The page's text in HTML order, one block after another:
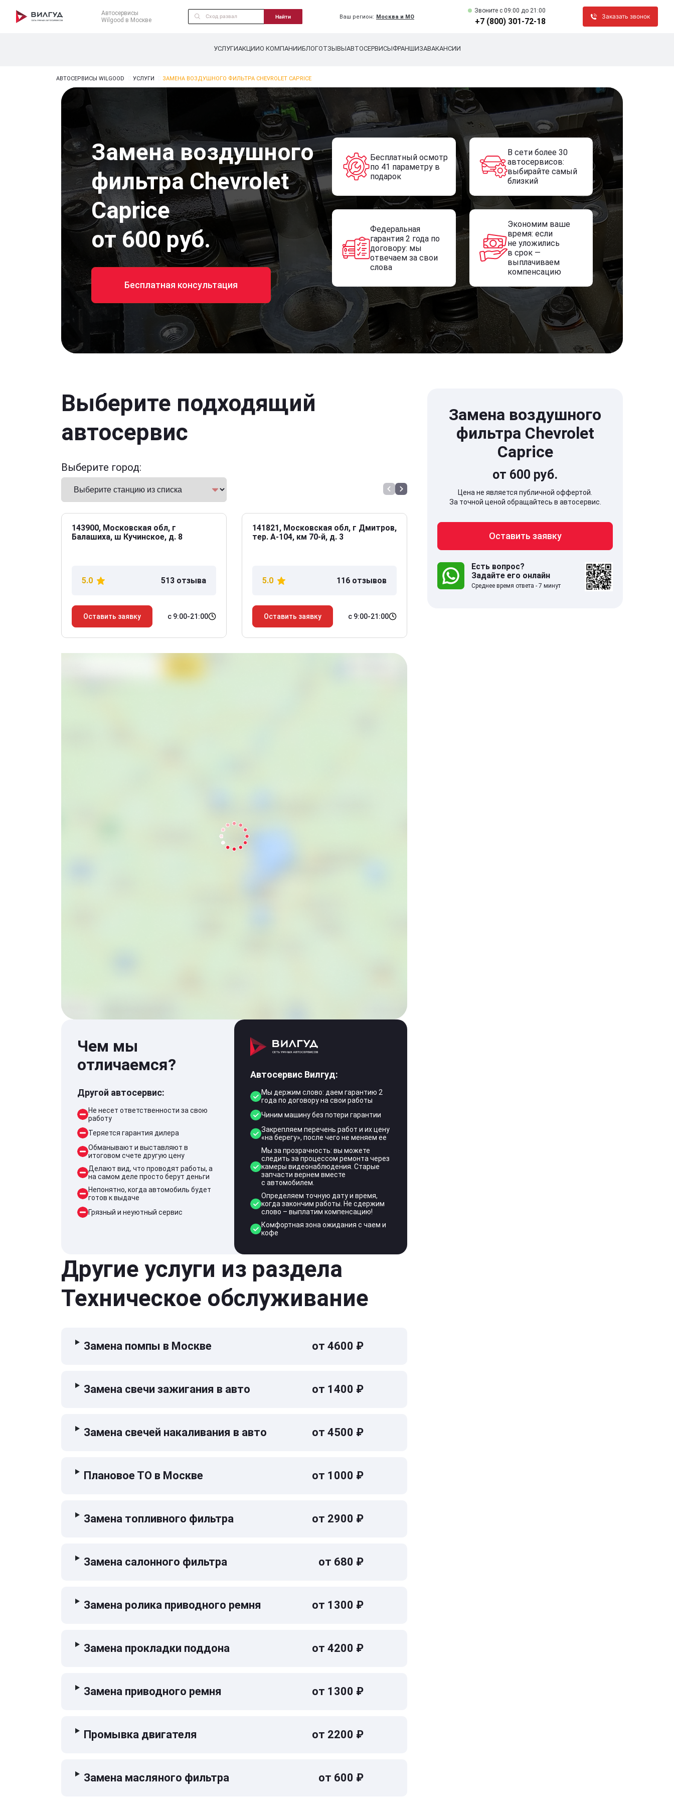
Автосервисы
Wilgood в Москве
Найти Ваш регион: Москва и МО
Звоните c 09:00 до 21:00
+7 (800) 301-72-18
Заказать звонок
УСЛУГИАКЦИИО КОМПАНИИБЛОГОТЗЫВЫАВТОСЕРВИСЫФРАНШИЗАВАКАНСИИ
АВТОСЕРВИСЫ WILGOOD УСЛУГИ ЗАМЕНА ВОЗДУШНОГО ФИЛЬТРА CHEVROLET CAPRICE
Замена воздушного
фильтра Chevrolet
Caprice
от 600 руб.
Бесплатная консультация
Бесплатный осмотр
по 41 параметру в
подарок
В сети более 30
автосервисов:
выбирайте самый
близкий
Федеральная
гарантия 2 года по
договору: мы
отвечаем за свои
слова
Экономим ваше
время: если
не уложились
в срок —
выплачиваем
компенсацию
Выберите подходящий
автосервис
Выберите город:
143900, Московская обл, г
Балашиха, ш Кучинское, д. 8
5.0 513 отзыва
Оставить заявку с 9:00-21:00
141821, Московская обл, г Дмитров,
тер. А-104, км 70-й, д. 3
5.0 116 отзывов
Оставить заявку с 9:00-21:00
141707, Московская обл,
Долгопрудный г, Береговой проезд,
дом 5
5.0 332 отзыва
Чем мы
отличаемся?
Другой автосервис:
Не несет ответственности за свою
работу
Теряется гарантия дилера
Обманывают и выставляют в
итоговом счете другую цену
Делают вид, что проводят работы, а
на самом деле просто берут деньги
Непонятно, когда автомобиль будет
готов к выдаче
Грязный и неуютный сервис
Автосервис Вилгуд:
Мы держим слово: даем гарантию 2
года по договору на свои работы
Чиним машину без потери гарантии
Закрепляем перечень работ и их цену
«на берегу», после чего не меняем ее
Мы за прозрачность: вы можете
следить за процессом ремонта через
камеры видеонаблюдения. Старые
запчасти вернем вместе
с автомобилем.
Определяем точную дату и время,
когда закончим работы. Не сдержим
слово – выплатим компенсацию!
Комфортная зона ожидания с чаем и
кофе
Другие услуги из раздела
Техническое обслуживание
Замена помпы в Москве от 4600 ₽
Замена свечи зажигания в авто от 1400 ₽
Замена свечей накаливания в авто от 4500 ₽
Плановое ТО в Москве от 1000 ₽
Замена топливного фильтра от 2900 ₽
Замена салонного фильтра от 680 ₽
Замена ролика приводного ремня от 1300 ₽
Замена прокладки поддона от 4200 ₽
Замена приводного ремня от 1300 ₽
Промывка двигателя от 2200 ₽
Замена масляного фильтра от 600 ₽
Замена воздушного
фильтра Chevrolet
Caprice
от 600 руб.
Цена не является публичной оффертой.
За точной ценой обращайтесь в автосервис.
Оставить заявку
Есть вопрос?
Задайте его онлайн
Среднее время ответа - 7 минут